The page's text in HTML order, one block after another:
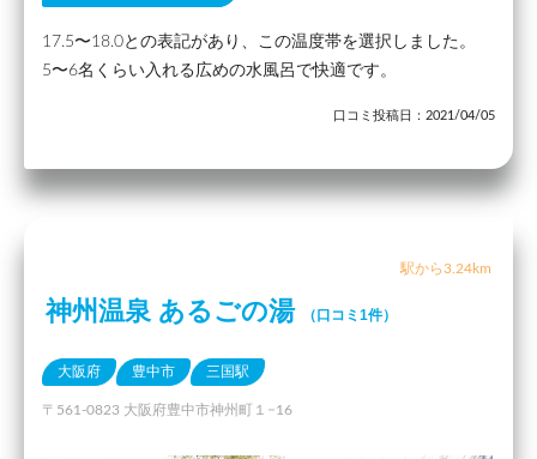
17.5〜18.0との表記があり、この温度帯を選択しました。
5〜6名くらい入れる広めの水風呂で快適です。
口コミ投稿日：2021/04/05
駅から3.24km
神州温泉 あるごの湯 （口コミ1件）
大阪府 豊中市 三国駅
〒561-0823 大阪府豊中市神州町１−16